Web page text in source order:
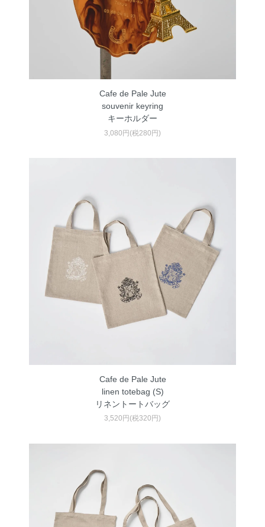
Cafe de Pale Jute
souvenir keyring
キーホルダー
3,080円(税280円)
Cafe de Pale Jute
linen totebag (S)
リネントートバッグ
3,520円(税320円)